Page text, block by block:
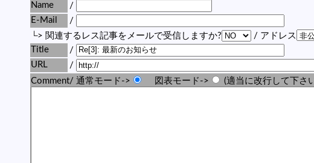
Name
/
E-Mail
/
└> 関連するレス記事をメールで受信しますか?
/ アドレス
Title
/
URL
/
Comment/ 通常モード->
図表モード-> (適当に改行して下さ